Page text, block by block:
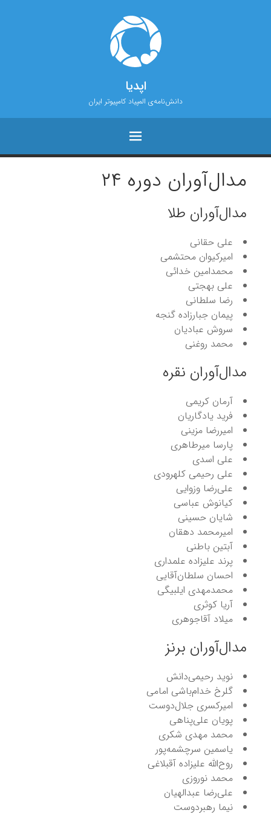
اپدیا
دانش‌نامه‌ی المپیاد کامپیوتر ایران
مدال‌آوران دوره ۲۴
مدال‌آوران طلا
علی حقانی
امیرکیوان محتشمی
محمدامین خدائی
علی بهجتی
رضا سلطانی
پیمان جبارزاده گنجه
سروش عبادیان
محمد روغنی
مدال‌آوران نقره
آرمان کریمی
فرید یادگاریان
امیررضا مزینی
پارسا میرطاهری
علی اسدی
علی رحیمی کلهرودی
علی‌رضا وزوایی
کیانوش عباسی
شایان حسینی
امیرمحمد دهقان
آبتین باطنی
پرند علیزاده علمداری
احسان سلطان‌آقایی
محمدمهدی ایلبیگی
آریا کوثری
میلاد آقاجوهری
مدال‌آوران برنز
نوید رحیمی‌دانش
گلرخ خدام‌باشی امامی
امیرکسری جلال‌دوست
پویان علی‌پناهی
محمد مهدی شکری
یاسمین سرچشمه‌پور
روح‌الله علیزاده آقبلاغی
محمد نوروزی
علی‌رضا عبدالهیان
نیما رهبردوست